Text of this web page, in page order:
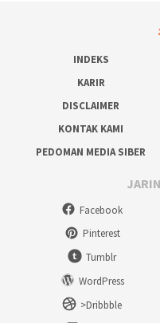
INDEKS
KARIR
DISCLAIMER
KONTAK KAMI
PEDOMAN MEDIA SIBER
Facebook
Pinterest
Tumblr
WordPress
>Dribbble